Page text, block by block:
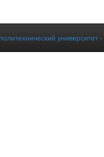
университет -